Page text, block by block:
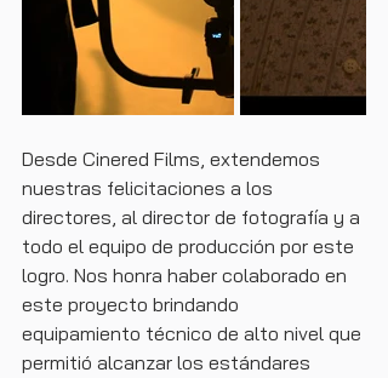
Desde Cinered Films, extendemos
nuestras felicitaciones a los
directores, al director de fotografía y a
todo el equipo de producción por este
logro. Nos honra haber colaborado en
este proyecto brindando
equipamiento técnico de alto nivel que
permitió alcanzar los estándares